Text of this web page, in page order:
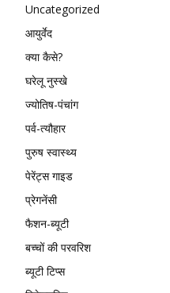
Uncategorized
आयुर्वेद
क्या कैसे?
घरेलू नुस्खे
ज्योतिष-पंचांग
पर्व-त्यौहार
पुरुष स्वास्थ्य
पेरेंट्स गाइड
प्रेगनेंसी
फैशन-ब्यूटी
बच्चों की परवरिश
ब्यूटी टिप्स